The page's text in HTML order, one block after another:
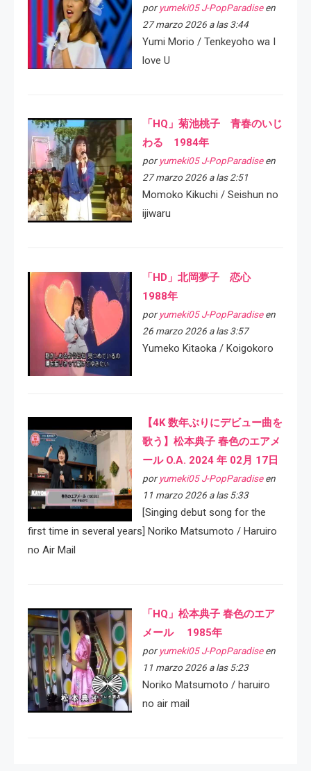
por yumeki05 J-PopParadiseen
27 marzo 2026 a las 3:44
Yumi Morio / Tenkeyoho wa I
love U
「HQ」菊池桃子 青春のいじ
わる 1984年
por yumeki05 J-PopParadiseen
27 marzo 2026 a las 2:51
Momoko Kikuchi / Seishun no
ijiwaru
「HD」北岡夢子 恋心
1988年
por yumeki05 J-PopParadiseen
26 marzo 2026 a las 3:57
Yumeko Kitaoka / Koigokoro
【4K 数年ぶりにデビュー曲を
歌う】松本典子 春色のエアメ
ール O.A. 2024 年 02月 17日
por yumeki05 J-PopParadiseen
11 marzo 2026 a las 5:33
[Singing debut song for the
first time in several years] Noriko Matsumoto / Haruiro
no Air Mail
「HQ」松本典子 春色のエア
メール 1985年
por yumeki05 J-PopParadiseen
11 marzo 2026 a las 5:23
Noriko Matsumoto / haruiro
no air mail